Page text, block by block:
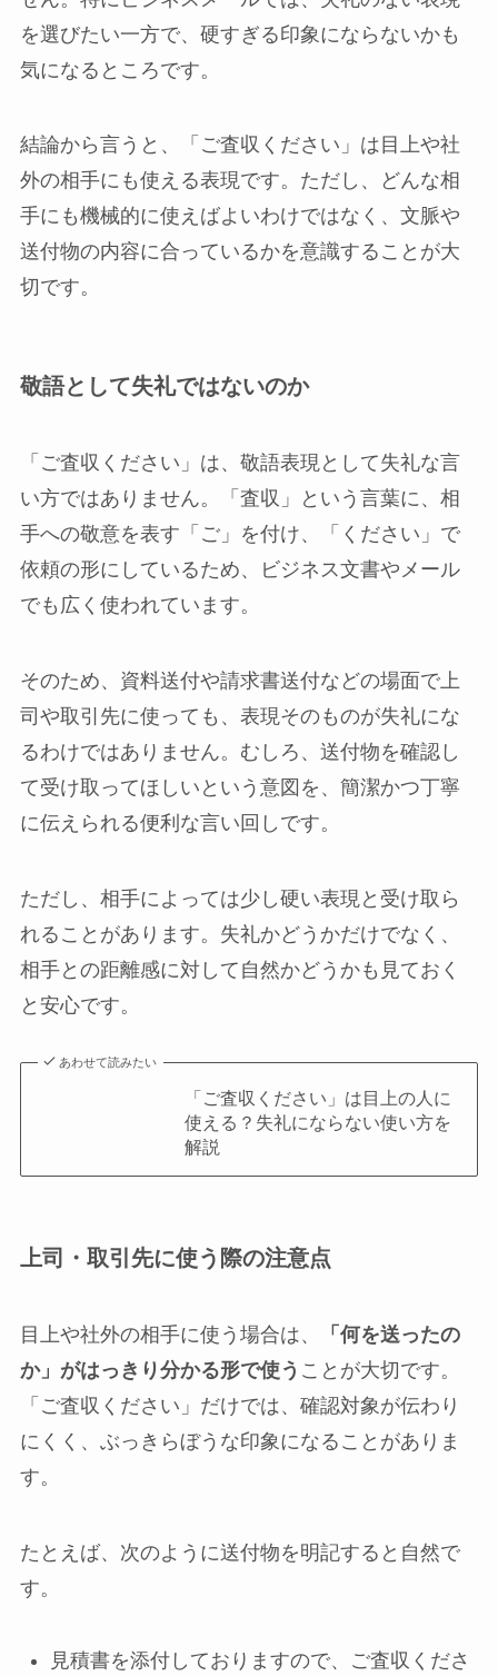
を選びたい一方で、硬すぎる印象にならないかも
気になるところです。
結論から言うと、「ご査収ください」は目上や社
外の相手にも使える表現です。ただし、どんな相
手にも機械的に使えばよいわけではなく、文脈や
送付物の内容に合っているかを意識することが大
切です。
敬語として失礼ではないのか
「ご査収ください」は、敬語表現として失礼な言
い方ではありません。「査収」という言葉に、相
手への敬意を表す「ご」を付け、「ください」で
依頼の形にしているため、ビジネス文書やメール
でも広く使われています。
そのため、資料送付や請求書送付などの場面で上
司や取引先に使っても、表現そのものが失礼にな
るわけではありません。むしろ、送付物を確認し
て受け取ってほしいという意図を、簡潔かつ丁寧
に伝えられる便利な言い回しです。
ただし、相手によっては少し硬い表現と受け取ら
れることがあります。失礼かどうかだけでなく、
相手との距離感に対して自然かどうかも見ておく
と安心です。
あわせて読みたい
「ご査収ください」は目上の人に
使える？失礼にならない使い方を
解説
上司・取引先に使う際の注意点
目上や社外の相手に使う場合は、
「何を送ったの
か」がはっきり分かる形で使う ことが大切です。
「ご査収ください」だけでは、確認対象が伝わり
にくく、ぶっきらぼうな印象になることがありま
す。
たとえば、次のように送付物を明記すると自然で
す。
見積書を添付しておりますので、ご査収くださ